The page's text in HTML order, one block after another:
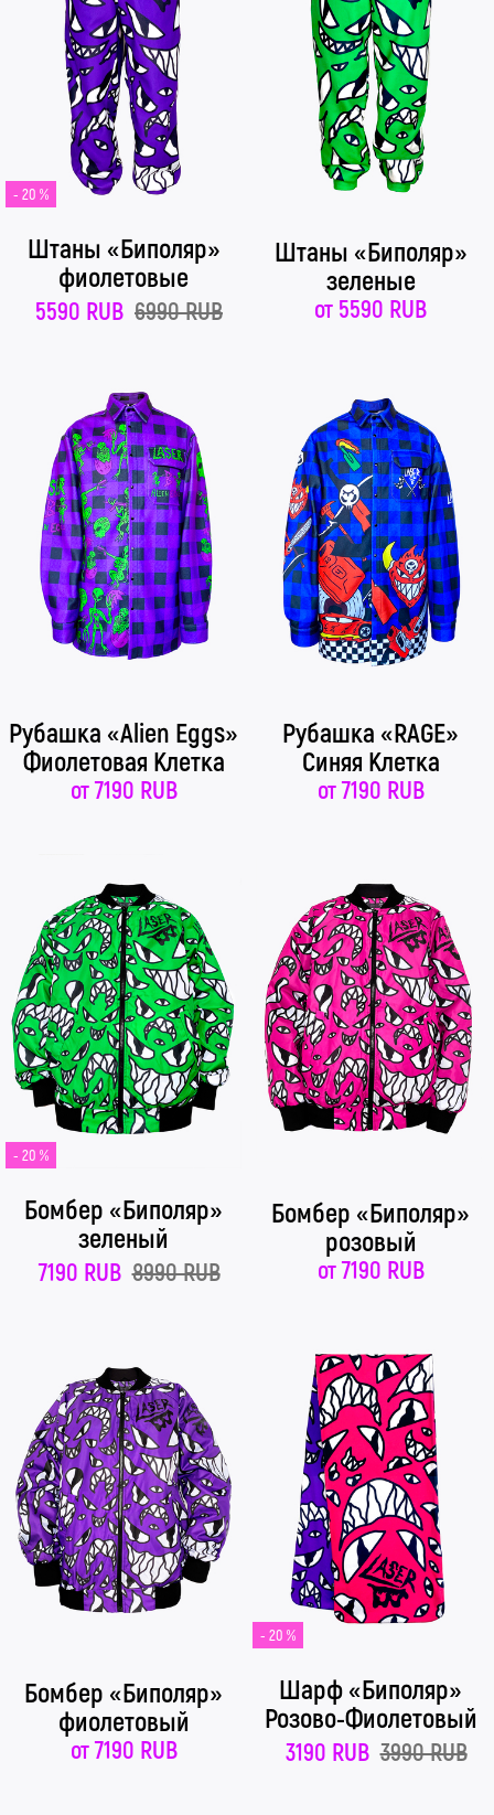
- 20 %
Штаны «Биполяр»
фиолетовые
5590 RUB 6990 RUB
Штаны «Биполяр»
зеленые
от 5590 RUB
Рубашка «Alien Eggs»
Фиолетовая Клетка
от7190 RUB
Рубашка «RAGE»
Синяя Клетка
от7190 RUB
- 20 %
Бомбер «Биполяр»
зеленый
7190 RUB 8990 RUB
Бомбер «Биполяр»
розовый
от7190 RUB
Бомбер «Биполяр»
фиолетовый
от7190 RUB
- 20 %
Шарф «Биполяр»
Розово-Фиолетовый
3190 RUB 3990 RUB